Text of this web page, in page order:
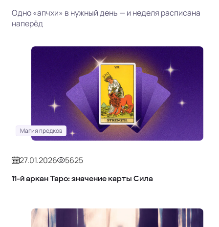
Одно «апчхи» в нужный день — и неделя расписана
наперёд
Магия предков
27.01.2026 5625
11‑й аркан Таро: значение карты Сила